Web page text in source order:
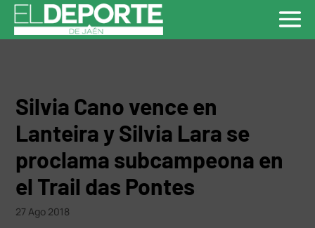
Silvia Cano vence en
Lanteira y Silvia Lara se
proclama subcampeona en
el Trail das Pontes
27 Ago 2018